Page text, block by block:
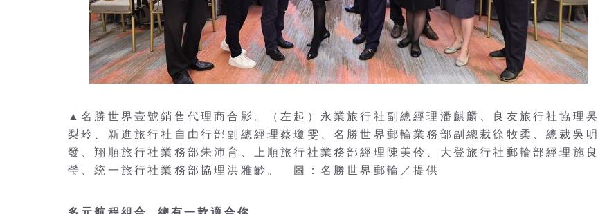
▲名勝世界壹號銷售代理商合影。（左起）永業旅行社副總經理潘麒麟、良友旅行社協理吳
梨玲、新進旅行社自由行部副總經理蔡瓊雯、名勝世界郵輪業務部副總裁徐牧柔、總裁吳明
發、翔順旅行社業務部朱沛育、上順旅行社業務部經理陳美伶、大登旅行社郵輪部經理施良
瑩、統一旅行社業務部協理洪雅齡。 圖：名勝世界郵輪／提供